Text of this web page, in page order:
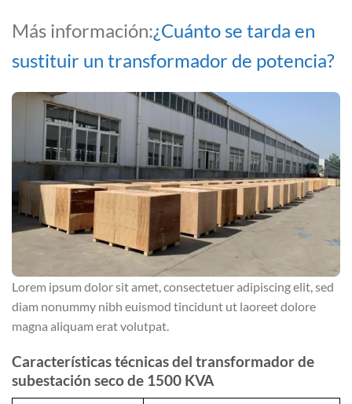
Más información:¿Cuánto se tarda en
sustituir un transformador de potencia?
Lorem ipsum dolor sit amet, consectetuer adipiscing elit, sed
diam nonummy nibh euismod tincidunt ut laoreet dolore
magna aliquam erat volutpat.
Características técnicas del transformador de
subestación seco de 1500 KVA